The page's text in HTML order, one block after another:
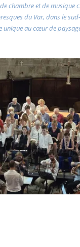
chambre et de musique
du Var, dans le
unique au cœur de